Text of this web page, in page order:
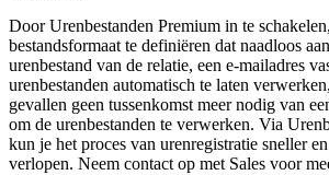
Door Urenbestanden Premium in te
bestandsformaat te definiëren dat naadloos
urenbestand van de relatie, een e-mailadres
urenbestanden automatisch te laten
gevallen geen tussenkomst meer nodig van
om de urenbestanden te verwerken. Via
kun je het proces van urenregistratie sneller
verlopen. Neem contact op met Sales voor